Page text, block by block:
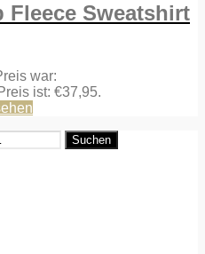
Fleece Sweatshirt
war:
ist: €37,95.
Suchen